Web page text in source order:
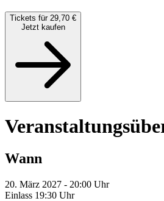
Tickets für 29,70 €
Jetzt kaufen
Wann
20. März 2027 - 20:00 Uhr
Einlass 19:30 Uhr